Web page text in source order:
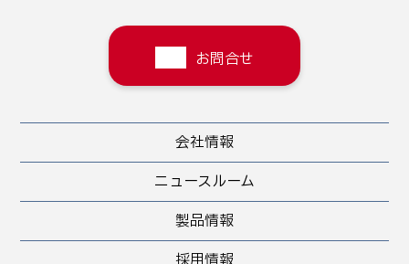
お問合せ
会社情報
ニュースルーム
製品情報